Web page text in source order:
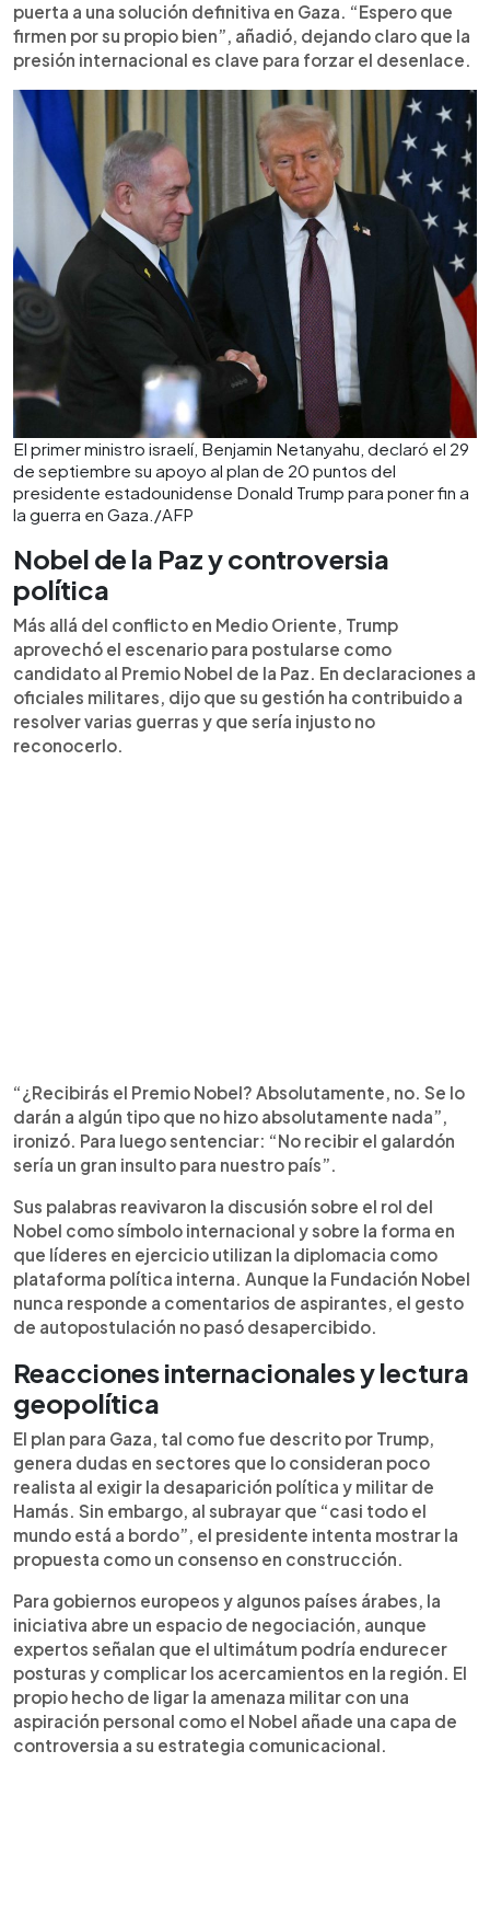
puerta a una solución definitiva en Gaza. “Espero que
firmen por su propio bien”, añadió, dejando claro que la
presión internacional es clave para forzar el desenlace.
El primer ministro israelí, Benjamin Netanyahu, declaró el 29
de septiembre su apoyo al plan de 20 puntos del
presidente estadounidense Donald Trump para poner fin a
la guerra en Gaza./AFP
Nobel de la Paz y controversia
política
Más allá del conflicto en Medio Oriente, Trump
aprovechó el escenario para postularse como
candidato al Premio Nobel de la Paz. En declaraciones a
oficiales militares, dijo que su gestión ha contribuido a
resolver varias guerras y que sería injusto no
reconocerlo.
“¿Recibirás el Premio Nobel? Absolutamente, no. Se lo
darán a algún tipo que no hizo absolutamente nada”,
ironizó. Para luego sentenciar: “No recibir el galardón
sería un gran insulto para nuestro país”.
Sus palabras reavivaron la discusión sobre el rol del
Nobel como símbolo internacional y sobre la forma en
que líderes en ejercicio utilizan la diplomacia como
plataforma política interna. Aunque la Fundación Nobel
nunca responde a comentarios de aspirantes, el gesto
de autopostulación no pasó desapercibido.
Reacciones internacionales y lectura
geopolítica
El plan para Gaza, tal como fue descrito por Trump,
genera dudas en sectores que lo consideran poco
realista al exigir la desaparición política y militar de
Hamás. Sin embargo, al subrayar que “casi todo el
mundo está a bordo”, el presidente intenta mostrar la
propuesta como un consenso en construcción.
Para gobiernos europeos y algunos países árabes, la
iniciativa abre un espacio de negociación, aunque
expertos señalan que el ultimátum podría endurecer
posturas y complicar los acercamientos en la región. El
propio hecho de ligar la amenaza militar con una
aspiración personal como el Nobel añade una capa de
controversia a su estrategia comunicacional.